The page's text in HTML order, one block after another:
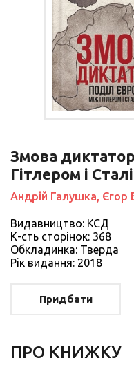
Змова
Гітлером і
Андрій Галушка, Єгор
Видавництво: КСД
К-сть сторiнок: 368
Обкладинка: Тверда
Рiк видання: 2018
Придбати
ПРО КНИЖКУ